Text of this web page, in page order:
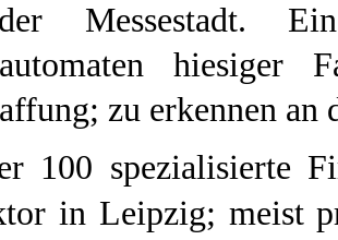
Messestadt.
hiesiger
zu erkennen an
100 spezialisierte
in Leipzig; meist